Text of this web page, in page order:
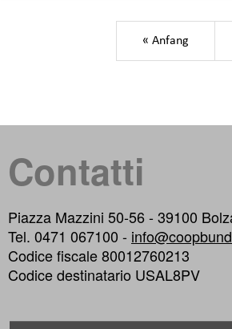
« Anfang Prima
Contatti
Piazza Mazzini 50-56 - 39100
Tel. 0471 067100 -
Codice fiscale 80012760213
Codice destinatario USAL8PV